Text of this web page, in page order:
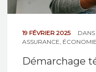
19 FÉVRIER 2025 DANS
ASSURANCE
Démarchage